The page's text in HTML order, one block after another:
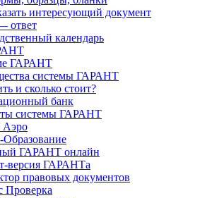
интересующий документ
ответ
календарь
ГАРАНТ
системы ГАРАНТ
и сколько стоит?
банк
системы ГАРАНТ
ГАРАНТ онлайн
версия ГАРАНТа
правовых документов
Проверка